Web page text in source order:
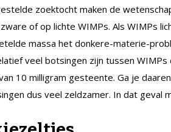
zoektocht maken de
of op lichte WIMPs. Als WIMPs
massa het donkere-materie-
veel botsingen zijn tussen
10 milligram gesteente. Ga je
dus veel zeldzamer. In dat geval